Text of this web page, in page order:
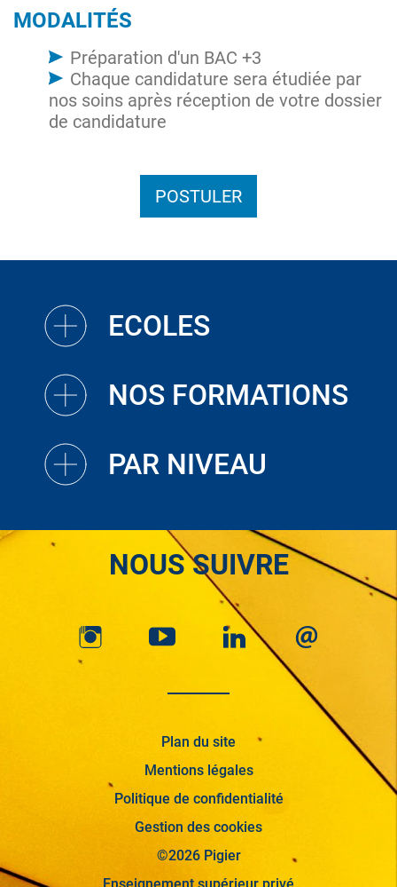
MODALITÉS
Préparation d'un BAC +3
Chaque candidature sera étudiée par
nos soins après réception de votre dossier
de candidature
POSTULER
ECOLES
NOS FORMATIONS
PAR NIVEAU
NOUS SUIVRE
Plan du site
Mentions légales
Politique de confidentialité
Gestion des cookies
©2026 Pigier